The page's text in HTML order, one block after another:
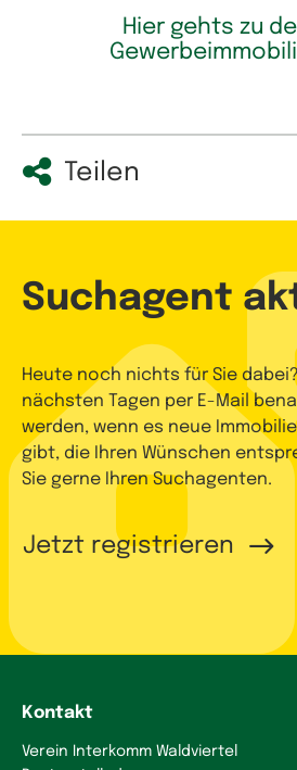
Hier gehts zu
Teilen
Suchagent
Heute noch nichts für Sie
nächsten Tagen per E-Mail
werden, wenn es neue
gibt, die Ihren Wünschen
Sie gerne Ihren Suchagenten.
Jetzt registrieren
Kontakt
Verein Interkomm Waldviertel